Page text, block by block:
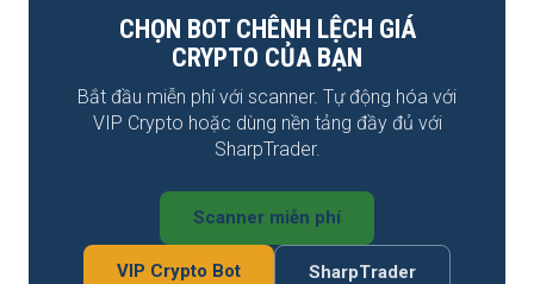
CHỌN BOT CHÊNH LỆCH GIÁ
CRYPTO CỦA BẠN
Bắt đầu miễn phí với scanner. Tự động hóa với
VIP Crypto hoặc dùng nền tảng đầy đủ với
SharpTrader.
Scanner miễn phí
VIP Crypto Bot SharpTrader